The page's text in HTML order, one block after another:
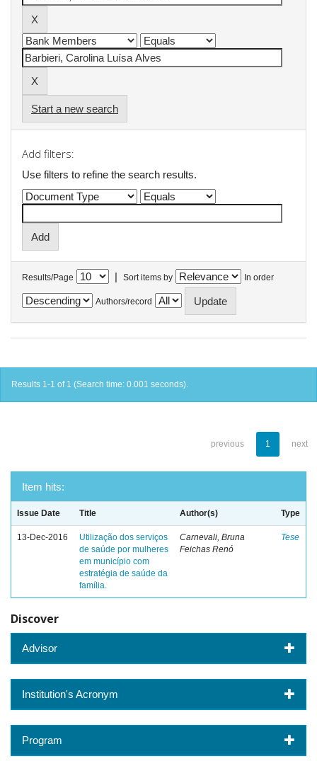
Start a new search
Add filters:
Use filters to refine the search results.
Results/Page | Sort items by In order
Authors/record
Results 1-1 of 1 (Search time: 0.001 seconds).
previous 1 next
Item hits:
Issue Date Title Author(s) Type
13-Dec-2016
Utilização dos serviços
de saúde por mulheres
em município com
estratégia de saúde da
família.
Carnevali, Bruna
Feichas Renó
Tese
Discover
Advisor
Institution's Acronym
Program